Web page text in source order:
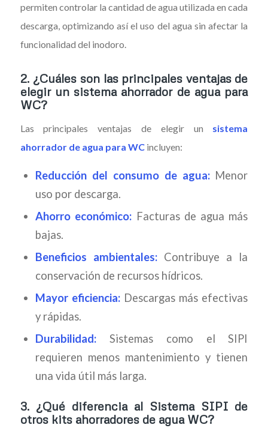
permiten controlar la cantidad de agua utilizada en cada
descarga, optimizando así el uso del agua sin afectar la
funcionalidad del inodoro.
2. ¿Cuáles son las principales ventajas de
elegir un sistema ahorrador de agua para
WC?
Las principales ventajas de elegir un sistema
ahorrador de agua para WCincluyen:
Reducción del consumo de agua:Menor
uso por descarga.
Ahorro económico: Facturas de agua más
bajas.
Beneficios ambientales: Contribuye a la
conservación de recursos hídricos.
Mayor eficiencia: Descargas más efectivas
y rápidas.
Durabilidad:Sistemas como el SIPI
requieren menos mantenimiento y tienen
una vida útil más larga.
3. ¿Qué diferencia al Sistema SIPI de
otros kits ahorradores de agua WC?